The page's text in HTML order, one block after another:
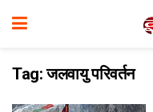
Tag:जलवायु परिवर्तन